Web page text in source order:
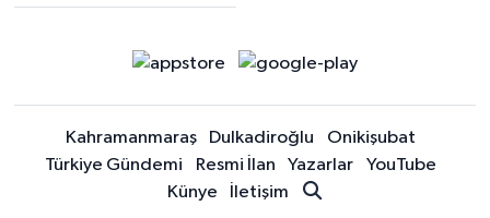
Kahramanmaraş Dulkadiroğlu
Onikişubat
Türkiye Gündemi
Resmi İlan Yazarlar
YouTube
Künye
İletişim